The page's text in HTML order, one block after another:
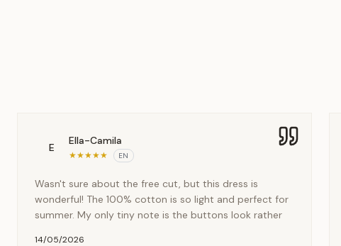
E
Ella-Camila
★★★★★ EN
Wasn't sure about the free cut, but this dress is
wonderful! The 100% cotton is so light and perfect for
summer. My only tiny note is the buttons look rather
14/05/2026